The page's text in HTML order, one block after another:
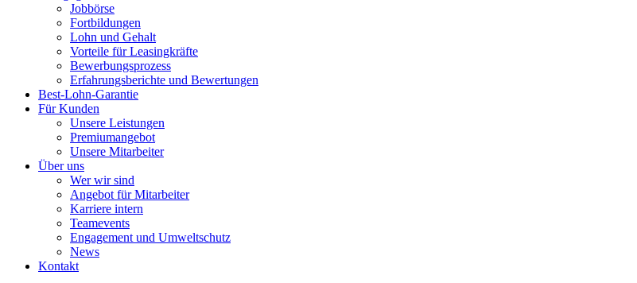
Jobbörse
Fortbildungen
Lohn und Gehalt
Vorteile für Leasingkräfte
Bewerbungsprozess
Erfahrungsberichte und Bewertungen
Best-Lohn-Garantie
Für Kunden
Unsere Leistungen
Premiumangebot
Unsere Mitarbeiter
Über uns
Wer wir sind
Angebot für Mitarbeiter
Karriere intern
Teamevents
Engagement und Umweltschutz
News
Kontakt